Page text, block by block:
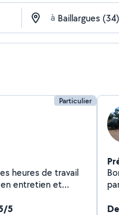
à
Particulier
heures de travail
parcs et jardins
5